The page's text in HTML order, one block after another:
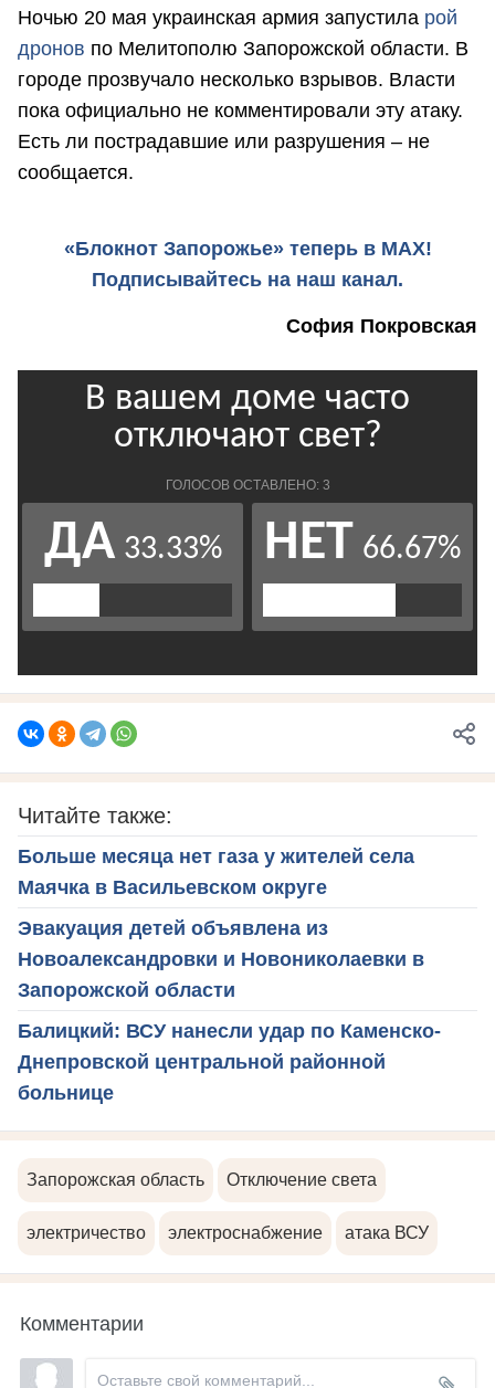
Ночью 20 мая украинская армия запустила рой
дронов по Мелитополю Запорожской области. В
городе прозвучало несколько взрывов. Власти
пока официально не комментировали эту атаку.
Есть ли пострадавшие или разрушения – не
сообщается.
«Блокнот Запорожье» теперь в MAX!
Подписывайтесь на наш канал.
София Покровская
Читайте также:
Больше месяца нет газа у жителей села
Маячка в Васильевском округе
Эвакуация детей объявлена из
Новоалександровки и Новониколаевки в
Запорожской области
Балицкий: ВСУ нанесли удар по Каменско-
Днепровской центральной районной
больнице
Запорожская область Отключение света
электричество электроснабжение атака ВСУ
Комментарии